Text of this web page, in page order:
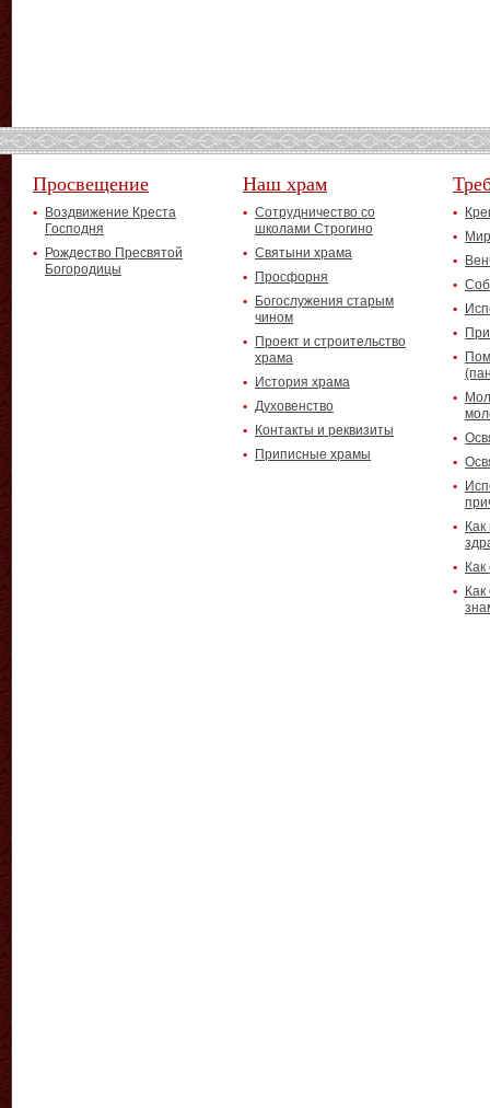
Просвещение
Воздвижение Креста
Господня
Рождество Пресвятой
Богородицы
Наш храм
Сотрудничество со
школами Строгино
Святыни храма
Просфорня
Богослужения старым
чином
Проект и строительство
храма
История храма
Духовенство
Контакты и реквизиты
Приписные храмы
Как